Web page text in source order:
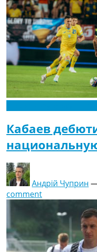
Кабаев
Андрій Чуприн
comment